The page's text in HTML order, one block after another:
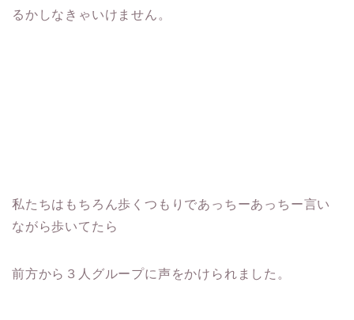
るかしなきゃいけません。
私たちはもちろん歩くつもりであっちーあっちー言い
ながら歩いてたら
前方から３人グループに声をかけられました。